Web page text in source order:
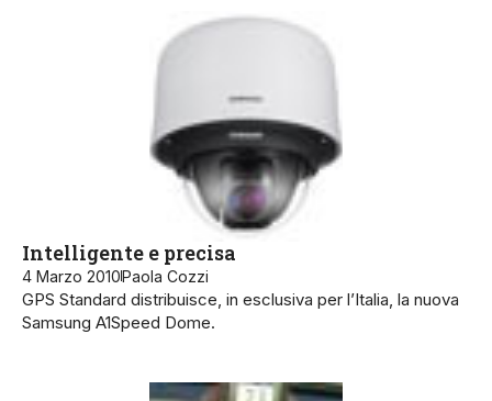
Intelligente e precisa
4 Marzo 2010Paola Cozzi
GPS Standard distribuisce, in esclusiva per l’Italia, la nuova
Samsung A1Speed Dome.